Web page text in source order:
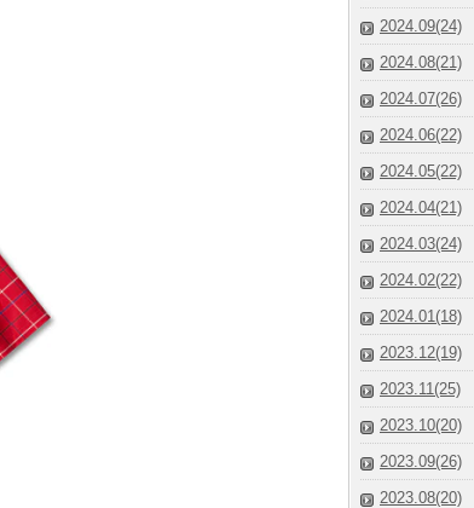
2024.09(24)
2024.08(21)
2024.07(26)
2024.06(22)
2024.05(22)
2024.04(21)
2024.03(24)
2024.02(22)
2024.01(18)
2023.12(19)
2023.11(25)
2023.10(20)
2023.09(26)
2023.08(20)